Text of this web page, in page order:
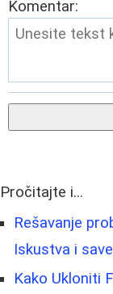
Komentar:
Pročitajte i...
Rešavanje
Iskustva i
Kako Ukloniti